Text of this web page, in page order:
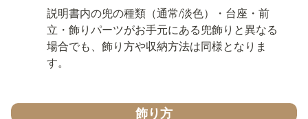
説明書内の兜の種類（通常/淡色）・台座・前
立・飾りパーツがお手元にある兜飾りと異なる
場合でも、飾り方や収納方法は同様となりま
す。
飾り方